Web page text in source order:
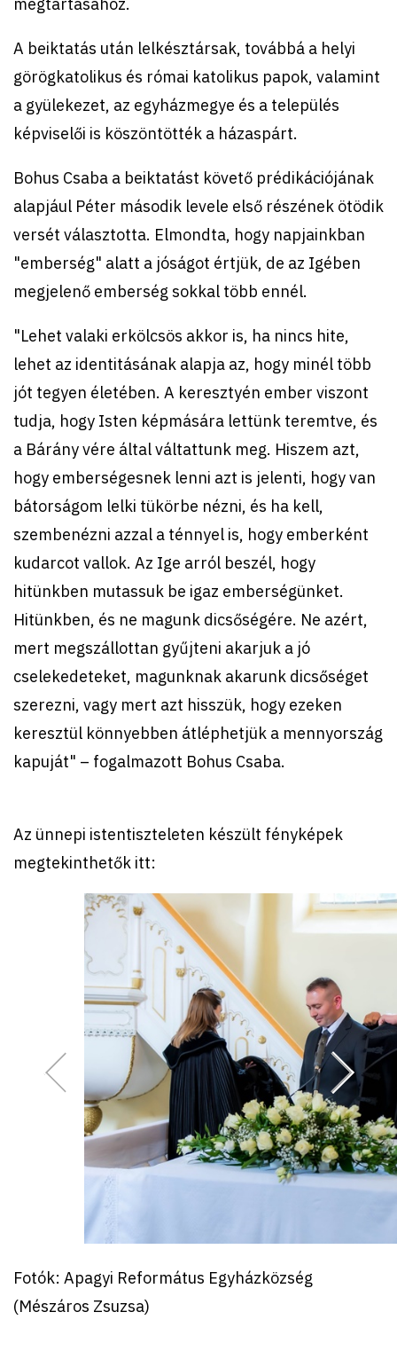
A beiktatás után lelkésztársak, továbbá a helyi
görögkatolikus és római katolikus papok, valamint
a gyülekezet, az egyházmegye és a település
képviselői is köszöntötték a házaspárt.
Bohus Csaba a beiktatást követő prédikációjának
alapjául Péter második levele első részének ötödik
versét választotta. Elmondta, hogy napjainkban
"emberség" alatt a jóságot értjük, de az Igében
megjelenő emberség sokkal több ennél.
"Lehet valaki erkölcsös akkor is, ha nincs hite,
lehet az identitásának alapja az, hogy minél több
jót tegyen életében. A keresztyén ember viszont
tudja, hogy Isten képmására lettünk teremtve, és
a Bárány vére által váltattunk meg. Hiszem azt,
hogy emberségesnek lenni azt is jelenti, hogy van
bátorságom lelki tükörbe nézni, és ha kell,
szembenézni azzal a ténnyel is, hogy emberként
kudarcot vallok. Az Ige arról beszél, hogy
hitünkben mutassuk be igaz emberségünket.
Hitünkben, és ne magunk dicsőségére. Ne azért,
mert megszállottan gyűjteni akarjuk a jó
cselekedeteket, magunknak akarunk dicsőséget
szerezni, vagy mert azt hisszük, hogy ezeken
keresztül könnyebben átléphetjük a mennyország
kapuját" – fogalmazott Bohus Csaba.
Az ünnepi istentiszteleten készült fényképek
megtekinthetők itt:
Fotók: Apagyi Református Egyházközség
(Mészáros Zsuzsa)